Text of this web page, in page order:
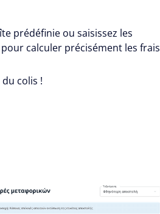
prédéfinie ou saisissez les
calculer précisément les frais
colis !